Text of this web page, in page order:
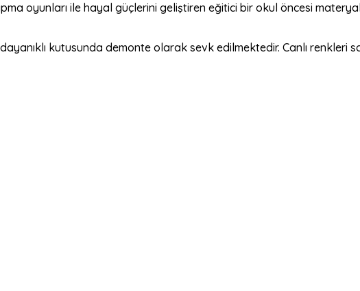
oyunları ile hayal güçlerini geliştiren eğitici bir okul öncesi
kutusunda demonte olarak sevk edilmektedir. Canlı renkleri